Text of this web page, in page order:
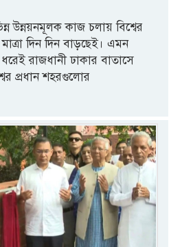
উন্নয়নমূলক কাজ চলায় বিশ্বের
দিন দিন বাড়ছেই। এমন
রাজধানী ঢাকার বাতাসে
প্রধান শহরগুলোর